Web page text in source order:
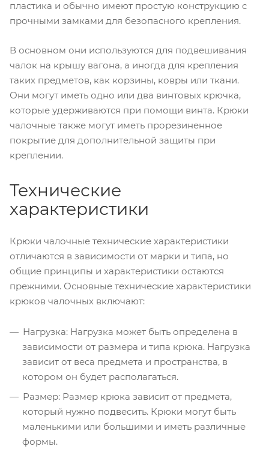
пластика и обычно имеют простую конструкцию с
прочными замками для безопасного крепления.
В основном они используются для подвешивания
чалок на крышу вагона, а иногда для крепления
таких предметов, как корзины, ковры или ткани.
Они могут иметь одно или два винтовых крючка,
которые удерживаются при помощи винта. Крюки
чалочные также могут иметь прорезиненное
покрытие для дополнительной защиты при
креплении.
Технические
характеристики
Крюки чалочные технические характеристики
отличаются в зависимости от марки и типа, но
общие принципы и характеристики остаются
прежними. Основные технические характеристики
крюков чалочных включают:
Нагрузка: Нагрузка может быть определена в
зависимости от размера и типа крюка. Нагрузка
зависит от веса предмета и пространства, в
котором он будет располагаться.
Размер: Размер крюка зависит от предмета,
который нужно подвесить. Крюки могут быть
маленькими или большими и иметь различные
формы.